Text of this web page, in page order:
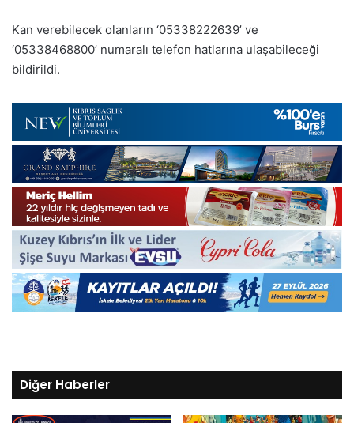
Kan verebilecek olanların ‘05338222639’ ve
‘05338468800’ numaralı telefon hatlarına ulaşabileceği
bildirildi.
Diğer Haberler